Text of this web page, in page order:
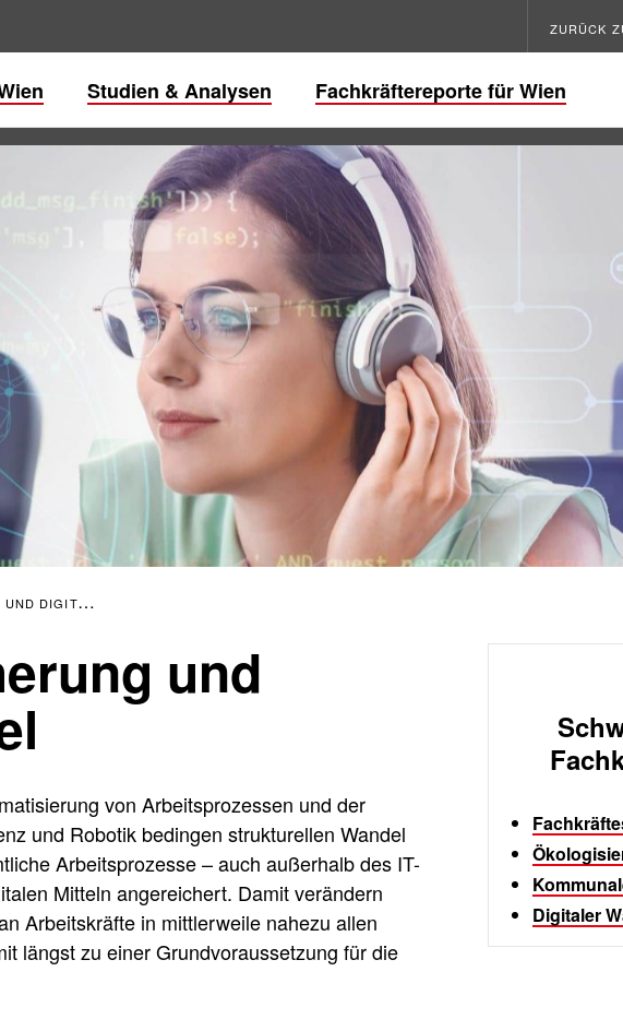
ZURÜCK
Studien & Analysen Fachkräftereporte für Wien
WANDEL
und
von Arbeitsprozessen und der
und Robotik bedingen strukturellen Wandel
Arbeitsprozesse – auch außerhalb des IT-
Mitteln angereichert. Damit verändern
Arbeitskräfte in mittlerweile nahezu allen
längst zu einer Grundvoraussetzung für die
Digitaler